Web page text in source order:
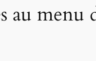
au menu